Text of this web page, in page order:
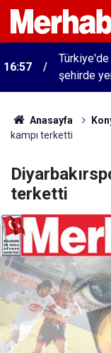
16:57
şehirde
Anasayfa
kampı terketti
terketti